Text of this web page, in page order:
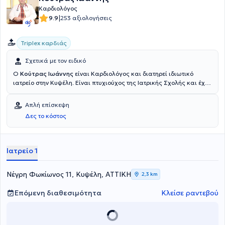
Καρδιολόγος
9.9|253 αξιολογήσεις
Triplex καρδιάς
Σχετικά με τον ειδικό
Ο Κούτρας Ιωάννης είναι Καρδιολόγος και διατηρεί ιδιωτικό
ιατρείο στην Κυψέλη. Είναι πτυχιούχος της Ιατρικής Σχολής και έχει
Ευαγγελισμός" και στο Ιατρικό Παλαιού Φαλήρου - Όμιλος
Ιατρικού Αθηνών. Ο ιατρός είναι μέλος της Ελληνικής Εταιρείας
Λιπιδολογίας και του Ιατρικού Συλλόγου Αθηνών. Στο ιατρείο του
προσφέρει πλήθος υπηρεσιών, εξατομικευμένες για τις ανάγκες
Απλή επίσκεψη
Δες το κόστος
Ιατρείο 1
Νέγρη Φωκίωνος 11, Κυψέλη, ΑΤΤΙΚΗ 2,3 km
Επόμενη διαθεσιμότητα Κλείσε ραντεβού